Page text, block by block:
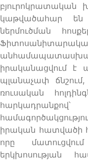
բյուրոկրատական
կաթվածահար են
ներմուծման
իրականացվում է
պլանաչափ ճնշում,
ռուսական
իրական հատվածի
որը
երկխոսության